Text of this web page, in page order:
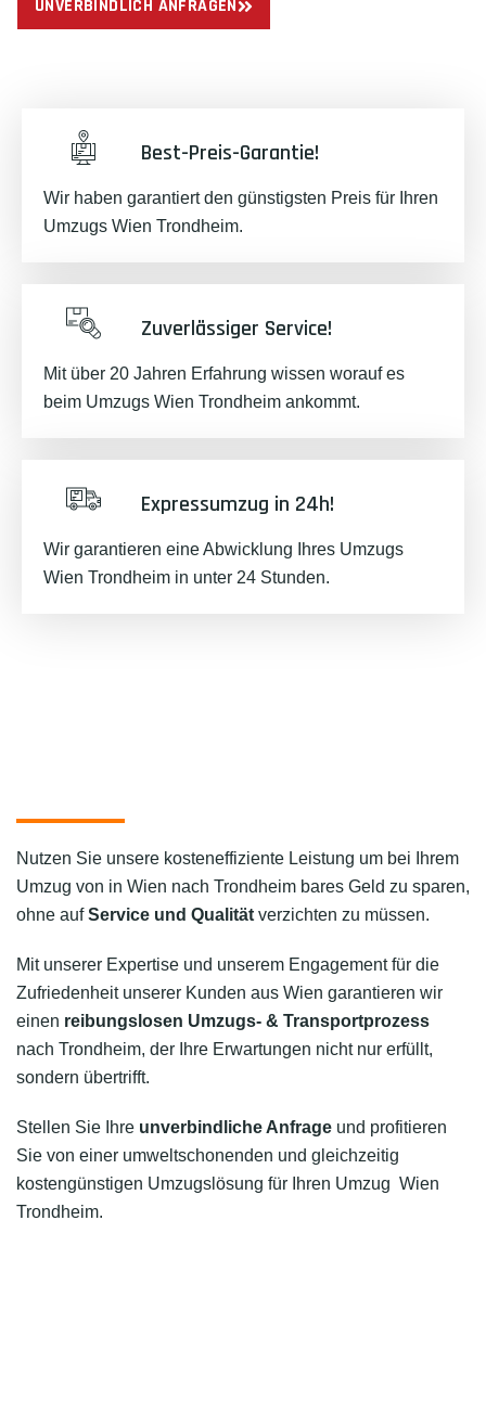
UNVERBINDLICH ANFRAGEN
Best-Preis-Garantie!
Wir haben garantiert den günstigsten Preis für Ihren
Umzugs Wien Trondheim.
Zuverlässiger Service!
Mit über 20 Jahren Erfahrung wissen worauf es
beim Umzugs Wien Trondheim ankommt.
Expressumzug in 24h!
Wir garantieren eine Abwicklung Ihres Umzugs
Wien Trondheim in unter 24 Stunden.
Nutzen Sie unsere kosteneffiziente Leistung um bei Ihrem
Umzug von in Wien nach Trondheim bares Geld zu sparen,
ohne aufService und Qualität verzichten zu müssen.
Mit unserer Expertise und unserem Engagement für die
Zufriedenheit unserer Kunden aus Wien garantieren wir
einen reibungslosen Umzugs- & Transportprozess
nach Trondheim, der Ihre Erwartungen nicht nur erfüllt,
sondern übertrifft.
Stellen Sie Ihre unverbindliche Anfrage und profitieren
Sie von einer umweltschonenden und gleichzeitig
kostengünstigen Umzugslösung für Ihren Umzug Wien
Trondheim.